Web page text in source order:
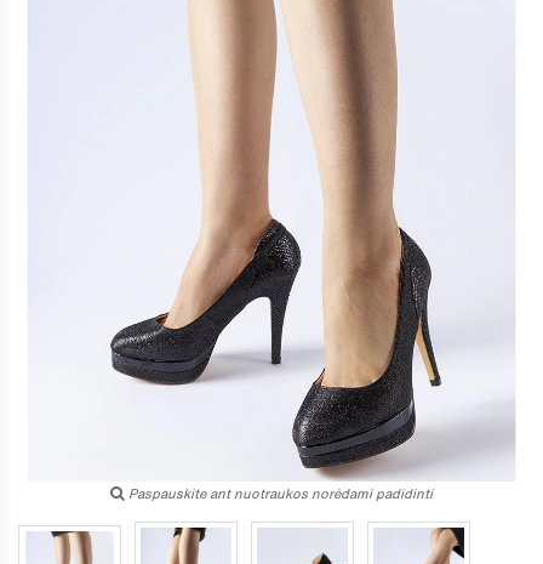
Paspauskite ant nuotraukos norėdami padidinti